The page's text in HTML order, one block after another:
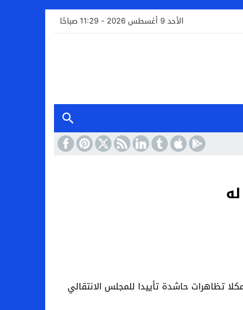
الأحد 9 أغسطس 2026 - 11:29 صباحًا
تظاهرات حاشدة تأييدا للمجلس الانتقالي